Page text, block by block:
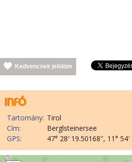
Kedvencnek jelölöm
Tartomány: Tirol
Cím:
Berglsteinersee
GPS:
47° 28′ 19.50168″, 11°